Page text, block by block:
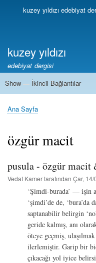
Birincilkuzey yıldızı edebiyat
kuzey yıldızı
edebiyat dergisi
İkincil
Show — İkincil Bağlantılar
1
2
3
4
5
6
7
8
9
10
11
12
13
Sayfa
Ana Sayfa
özgür macit
pusula - özgür macit
Vedat Kamertarafından Çar,
‘Şimdi-burada’ ­— işin
‘şimdi’de de,
saptanabilir belirgin
geride kalmış, anı
öteye geçmiş,
ilerlemiştir. Garip bir
çıkacağı yol iyice